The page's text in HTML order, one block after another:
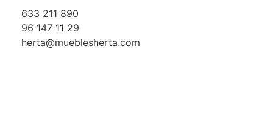
633 211 890
96 147 11 29
herta@mueblesherta.com